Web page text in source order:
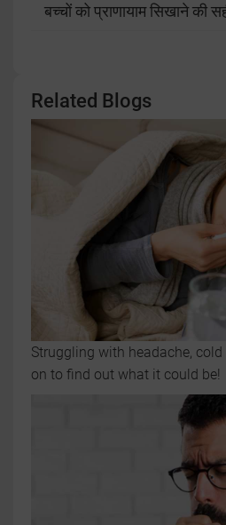
बच्चों को प्राणायाम सिखाने की
Related Blogs
Struggling with headache,
on to find out what it could be!